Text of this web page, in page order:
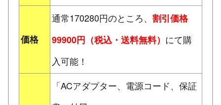
価格
通常170280円のところ、 割引価格
99900円（税込・送料無料） にて購
入可能！
「ACアダプター、電源コード、保証